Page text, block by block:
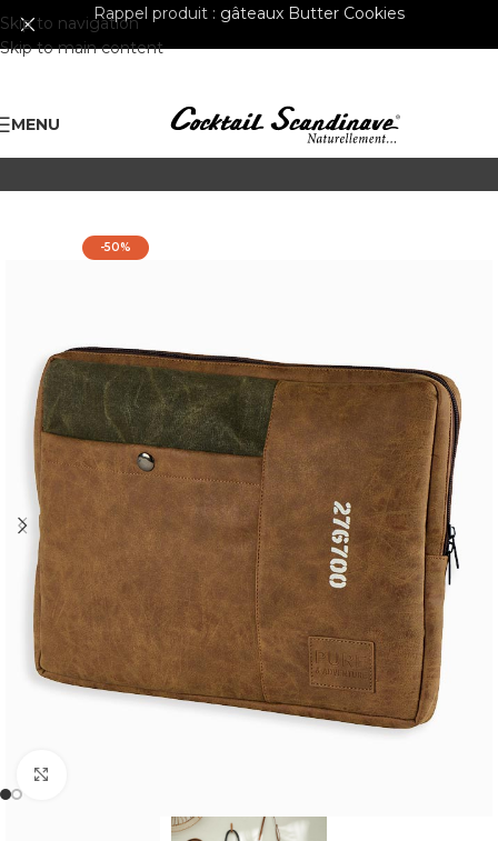
Skip to navigation
Skip to main content
Rappel produit : gâteaux Butter Cookies
MENU
-50%